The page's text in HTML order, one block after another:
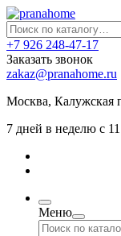
+7 926 248-47-17
Заказать звонок
zakaz@pranahome.ru
Москва, Калужская
7 дней в неделю с
Меню